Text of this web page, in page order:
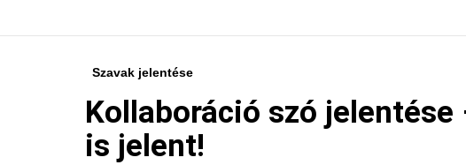
Szavak jelentése
Kollaboráció szó
is jelent!